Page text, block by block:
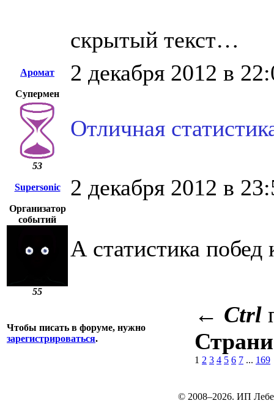
скрытый текст…
Аромат 2 декабря 2012 в
Супермен
53
Отличная
Supersonic 2 декабря 2012 в
Организатор
событий
55
А статистика побед
Чтобы писать в форуме, нужно
зарегистрироваться.
← Ctrl
1 2 3 4 5 6 7 ... 169
© 2008–2026. ИП